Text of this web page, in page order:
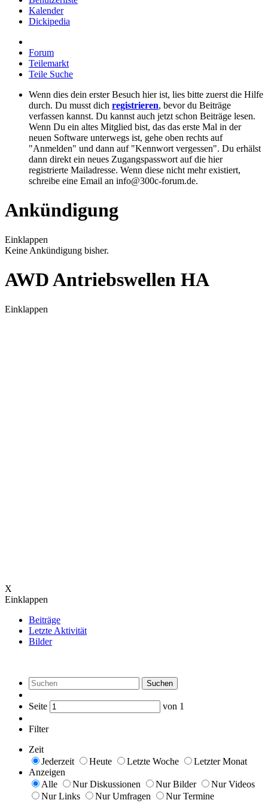
Kalender
Dickipedia
Forum
Teilemarkt
Teile Suche
Wenn dies dein erster Besuch hier ist, lies bitte zuerst die Hilfe
durch. Du musst dich registrieren, bevor du Beiträge
verfassen kannst. Du kannst auch jetzt schon Beiträge lesen.
Wenn Du ein altes Mitglied bist, das das erste Mal in der
neuen Software unterwegs ist, gehe oben rechts auf
"Anmelden" und dann auf "Kennwort vergessen". Du erhälst
dann direkt ein neues Zugangspasswort auf die hier
registrierte Mailadresse. Wenn diese nicht mehr existiert,
schreibe eine Email an info@300c-forum.de.
Ankündigung
Einklappen
Keine Ankündigung bisher.
AWD Antriebswellen HA
Einklappen
X
Einklappen
Beiträge
Letzte Aktivität
Bilder
Suchen
Seite von 1
Filter
Zeit
Jederzeit
Heute Letzte Woche
Letzter Monat
Anzeigen
Alle
Nur Diskussionen Nur Bilder
Nur Videos
Nur Links
Nur Umfragen Nur Termine